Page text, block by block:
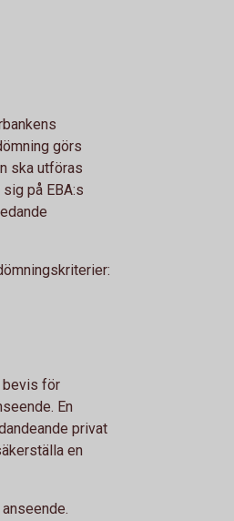
görs
ska utföras
på EBA:s
bevis för
En
privat
en